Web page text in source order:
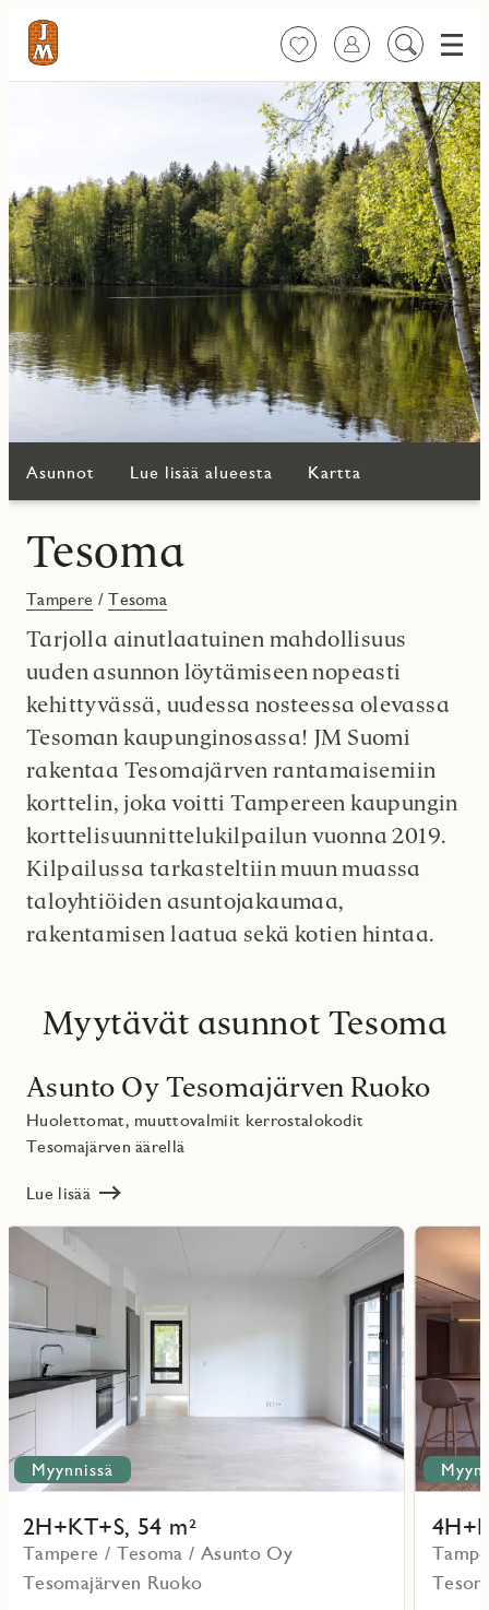
SuosikitKirjaudu sisään
Etsi
Asunnot Lue lisää alueesta Kartta
Tesoma
Tampere /Tesoma
Tarjolla ainutlaatuinen mahdollisuus
uuden asunnon löytämiseen nopeasti
kehittyvässä, uudessa nosteessa olevassa
Tesoman kaupunginosassa! JM Suomi
rakentaa Tesomajärven rantamaisemiin
korttelin, joka voitti Tampereen kaupungin
korttelisuunnittelukilpailun vuonna 2019.
Kilpailussa tarkasteltiin muun muassa
taloyhtiöiden asuntojakaumaa,
rakentamisen laatua sekä kotien hintaa.
Myytävät asunnot Tesoma
Asunto Oy Tesomajärven Ruoko
Huolettomat, muuttovalmiit kerrostalokodit
Tesomajärven äärellä
Lue lisää
Myynnissä
2H+KT+S, 54 m²
Tampere / Tesoma / Asunto Oy
Tesomajärven Ruoko
Lue
kohteesta
Lue
kohteesta